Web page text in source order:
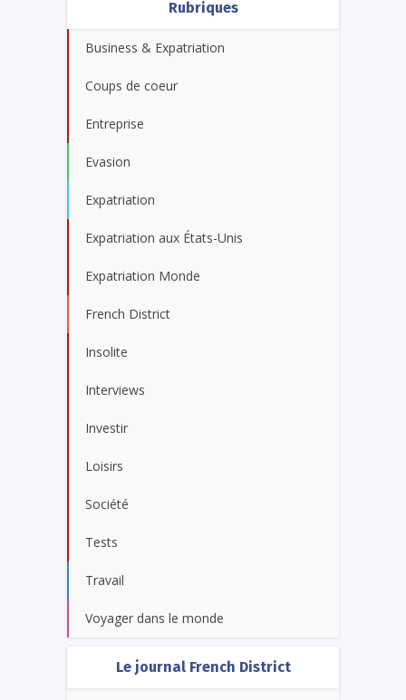
Rubriques
Business & Expatriation
Coups de coeur
Entreprise
Evasion
Expatriation
Expatriation aux États-Unis
Expatriation Monde
French District
Insolite
Interviews
Investir
Loisirs
Société
Tests
Travail
Voyager dans le monde
Le journal French District